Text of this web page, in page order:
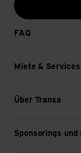
FAQ
Miete & Services
Über Transa
Sponsorings